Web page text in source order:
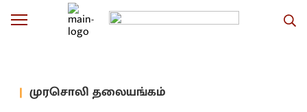
முரசொலி தலையங்கம்